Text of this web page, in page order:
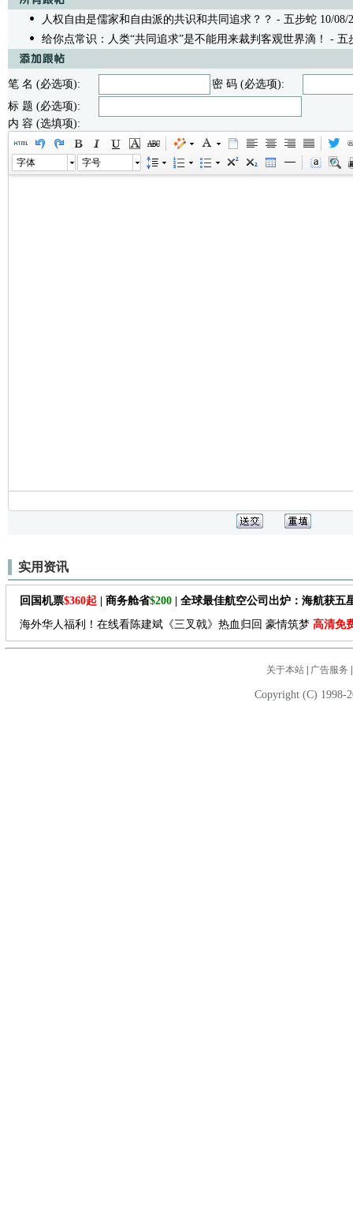
人权自由是儒家和自由派的共识和共同追求？？ - 五步蛇 10/08/
给你点常识：人类“共同追求”是不能用来裁判客观世界滴！
- 五
笔 名 (必选项):
密 码 (必选项):
标 题 (必选项):
内 容 (选填项):
字体 字号
实用资讯
回国机票$360起 | 商务舱省$200 | 全球最佳航空公司出炉：海航获五
海外华人福利！在线看陈建斌《三叉戟》热血归回 豪情筑梦 高清免
关于本站| 广告服务
Copyright (C) 1998-